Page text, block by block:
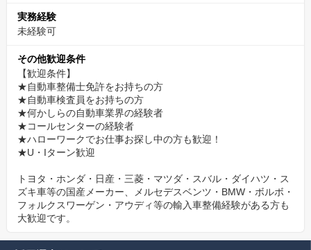
実務経験
未経験可
その他歓迎条件
【歓迎条件】
★自動車整備士免許をお持ちの方
★自動車検査員をお持ちの方
★何かしらの自動車業界の経験者
★コールセンターの経験者
★ハローワークでお仕事お探し中の方も歓迎！
★U・Iターン歓迎
トヨタ・ホンダ・日産・三菱・マツダ・スバル・ダイハツ・ス
ズキ車等の国産メーカー、メルセデスベンツ・BMW・ボルボ・
フォルクスワーゲン・アウディ等の輸入車整備経験がある方も
大歓迎です。